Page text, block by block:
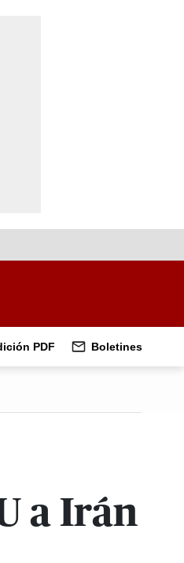
PDF Boletines
a Irán